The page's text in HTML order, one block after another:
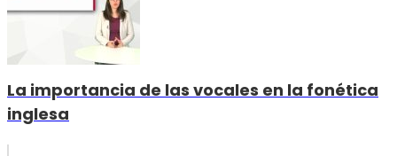
La importancia de las vocales en la fonética
inglesa